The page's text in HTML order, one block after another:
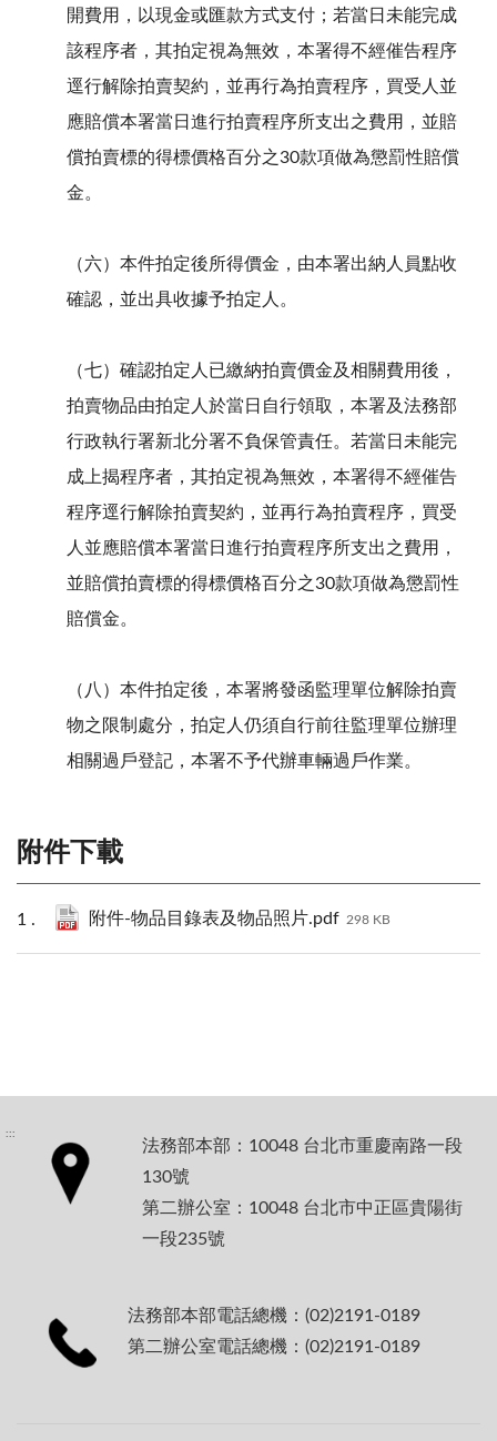
開費用，以現金或匯款方式支付；若當日未能完成
該程序者，其拍定視為無效，本署得不經催告程序
逕行解除拍賣契約，並再行為拍賣程序，買受人並
應賠償本署當日進行拍賣程序所支出之費用，並賠
償拍賣標的得標價格百分之30款項做為懲罰性賠償
金。
（六）本件拍定後所得價金，由本署出納人員點收
確認，並出具收據予拍定人。
（七）確認拍定人已繳納拍賣價金及相關費用後，
拍賣物品由拍定人於當日自行領取，本署及法務部
行政執行署新北分署不負保管責任。若當日未能完
成上揭程序者，其拍定視為無效，本署得不經催告
程序逕行解除拍賣契約，並再行為拍賣程序，買受
人並應賠償本署當日進行拍賣程序所支出之費用，
並賠償拍賣標的得標價格百分之30款項做為懲罰性
賠償金。
（八）本件拍定後，本署將發函監理單位解除拍賣
物之限制處分，拍定人仍須自行前往監理單位辦理
相關過戶登記，本署不予代辦車輛過戶作業。
附件下載
附件-物品目錄表及物品照片.pdf 298 KB
:::
法務部本部：10048 台北市重慶南路一段
130號
第二辦公室：10048 台北市中正區貴陽街
一段235號
法務部本部電話總機：(02)2191-0189
第二辦公室電話總機：(02)2191-0189